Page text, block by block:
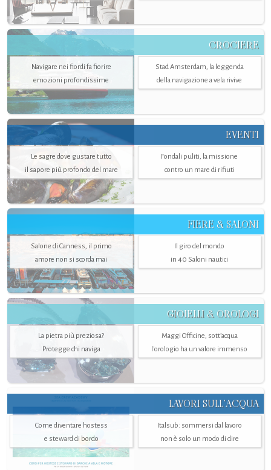
CROCIERE
Navigare nei fiordi fa fiorire
emozioni profondissime
Stad Amsterdam, la leggenda
della navigazione a vela rivive
EVENTI
Le sagre dove gustare tutto
il sapore più profondo del mare
Fondali puliti, la missione
contro un mare di rifiuti
FIERE & SALONI
Salone di Canness, il primo
amore non si scorda mai
Il giro del mondo
in 40 Saloni nautici
GIOIELLI & OROLOGI
La pietra più preziosa?
Protegge chi naviga
Maggi Officine, sott’acqua
l'orologio ha un valore immenso
LAVORI SULL’ACQUA
Come diventare hostess
e steward di bordo
Italsub: sommersi dal lavoro
non è solo un modo di dire